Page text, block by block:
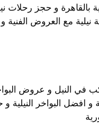
بالقاهرة و حجز رحلات
مع العروض الفنية و
النيل و عروض البواخر
و افضل البواخر